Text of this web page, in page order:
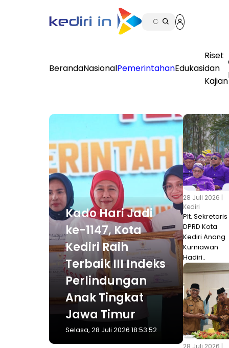
BerandaNasionalPemerintahanEdukasi
Riset
dan
Kajian
Kado Hari Jadi
ke-1147, Kota
Kediri Raih
Terbaik III Indeks
Perlindungan
Anak Tingkat
Jawa Timur
Selasa, 28 Juli 2026 18:53:52
28 Juli 2026 |
Kediri
Plt. Sekretaris
DPRD Kota
Kediri Anang
Kurniawan
Hadiri..
28 Juli 2026 |